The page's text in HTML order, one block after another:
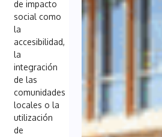
de impacto
social como
la
accesibilidad,
la
integración
de las
comunidades
locales o la
utilización
de